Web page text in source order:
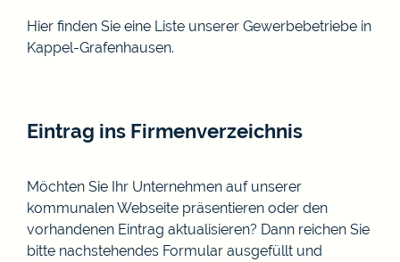
Hier finden Sie eine Liste unserer Gewerbebetriebe in
Kappel-Grafenhausen.
Eintrag ins Firmenverzeichnis
Möchten Sie Ihr Unternehmen auf unserer
kommunalen Webseite präsentieren oder den
vorhandenen Eintrag aktualisieren? Dann reichen Sie
bitte nachstehendes Formular ausgefüllt und